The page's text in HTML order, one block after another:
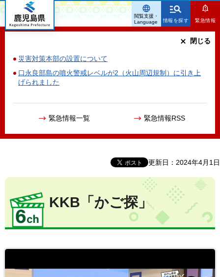
鹿児島県
情報を探す 緊急情報
災害対策本部の設置について
口永良部島の噴火警戒レベルが2（火山周辺規制）に引き上
げられました
緊急情報一覧 緊急情報RSS
閉じる
閲覧支援・
Language
更新日：2024年4月1日
KKB「かご探」